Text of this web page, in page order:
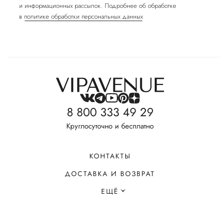
и информационных рассылок. Подробнее об обработке
в политике обработки персональных данных
8 800 333 49 29
Круглосуточно и бесплатно
КОНТАКТЫ
ДОСТАВКА И ВОЗВРАТ
ЕЩЁ